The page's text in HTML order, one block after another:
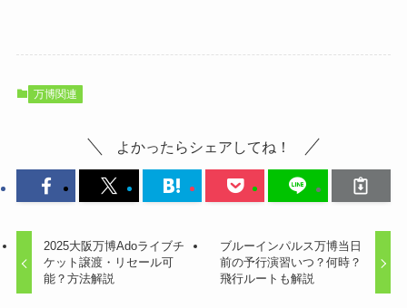
万博関連
よかったらシェアしてね！
2025大阪万博Adoライブチ
ケット譲渡・リセール可
能？方法解説
ブルーインパルス万博当日
前の予行演習いつ？何時？
飛行ルートも解説